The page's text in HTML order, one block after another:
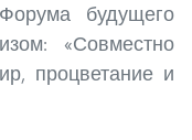
будущего
«Совместно
процветание и